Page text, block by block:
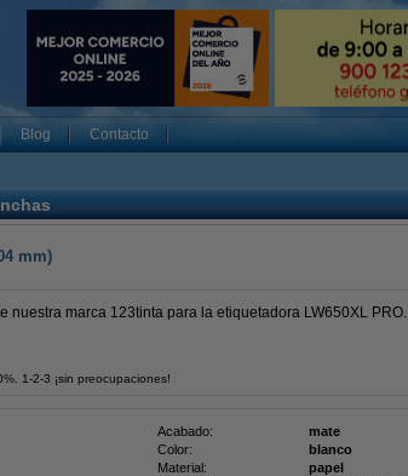
Blog Contacto
mm)
nuestra marca 123tinta para la etiquetadora LW650XL PRO.
1-2-3 ¡sin preocupaciones!
Acabado:
mate
Color:
blanco
Material:
papel